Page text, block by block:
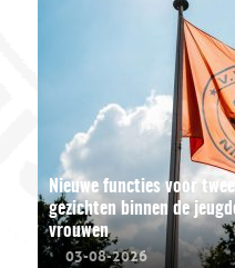
Nieuwe functies voor
gezichten binnen de
vrouwen
03-08-2026